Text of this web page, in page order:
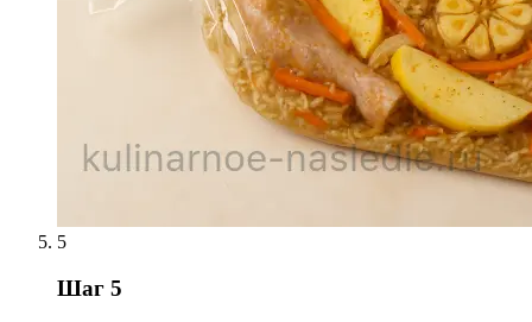
5
Шаг 5